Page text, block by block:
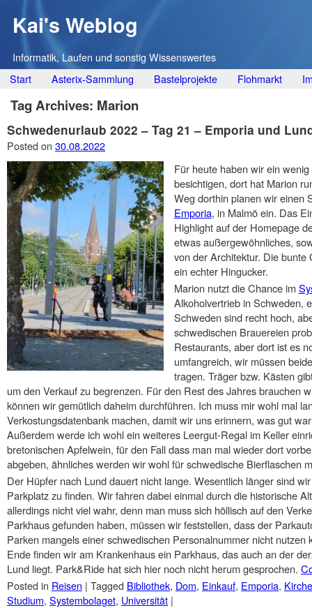
Kai's Weblog
Informatik, Laufen und sonstig Wissenswertes
Main menu
Skip
to
content
Start Asterix-Sammlung Bastelprojekte Flohmarkt
Tag Archives: Marion
Schwedenurlaub 2022 – Tag 21 – Emporia und
Posted on 30.08.2022
Für heute haben wir ein
besichtigen, dort hat Marion
Weg dorthin planen wir einen
Emporia, in Malmö ein. Das
Highlight auf der Homepage
etwas außergewöhnliches,
von der Architektur. Die bunte
ein echter Hingucker.
Marion nutzt die Chance im
Alkoholvertrieb in Schweden,
Schweden sind recht hoch,
schwedischen Brauereien
Restaurants, aber dort ist es
umfangreich, wir müssen
tragen. Träger bzw. Kästen
um den Verkauf zu begrenzen. Für den Rest des Jahres brauchen
können wir gemütlich daheim durchführen. Ich muss mir wohl mal
Verkostungsdatenbank machen, damit wir uns erinnern, was gut
Außerdem werde ich wohl ein weiteres Leergut-Regal im Keller
bretonischen Apfelwein, für den Fall dass man mal wieder dort
abgeben, ähnliches werden wir wohl für schwedische Bierflaschen
Der Hüpfer nach Lund dauert nicht lange. Wesentlich länger sind
Parkplatz zu finden. Wir fahren dabei einmal durch die historische
allerdings nicht viel wahr, denn man muss sich höllisch auf den
Parkhaus gefunden haben, müssen wir feststellen, dass der
Parken mangels einer schwedischen Personalnummer nicht
Ende finden wir am Krankenhaus ein Parkhaus, das auch an der
Lund liegt. Park&Ride hat sich hier noch nicht herum gesprochen.
Posted in Reisen | Tagged Bibliothek, Dom, Einkauf, Emporia, Kirche
Studium, Systembolaget, Universität |